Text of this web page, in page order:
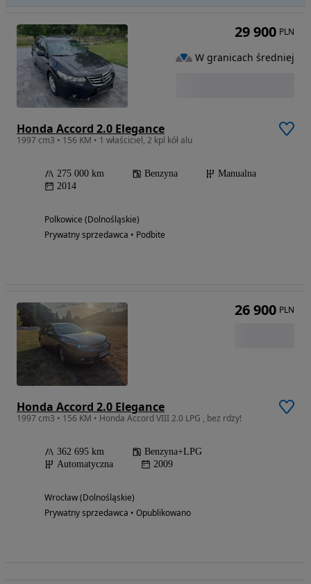
Honda Accord 2.0 Elegance
1997 cm3 • 156 KM • 1 właściciel, 2 kpl kół alu
275 000 km Benzyna
Manualna
2014
Polkowice (Dolnośląskie)
Prywatny sprzedawca • Podbite
29 900 PLN
W granicach średniej
Honda Accord 2.0 Elegance
1997 cm3 • 156 KM • Honda Accord VIII 2.0 LPG , bez rdzy!
362 695 km
Benzyna+LPG
Automatyczna
2009
Wrocław (Dolnośląskie)
Prywatny sprzedawca • Opublikowano
26 900 PLN